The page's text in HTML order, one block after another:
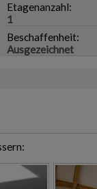
Etagenanzahl:
1
Beschaffenheit:
Ausgezeichnet